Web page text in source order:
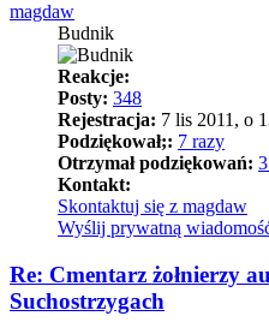
magdaw
Budnik
Reakcje:
Posty: 348
Rejestracja: 7 lis 2011, o
Podziękował;: 7 razy
Otrzymał podziękowań:
Kontakt:
Skontaktuj się z magdaw
Wyślij prywatną
Re: Cmentarz żołnierzy
Suchostrzygach